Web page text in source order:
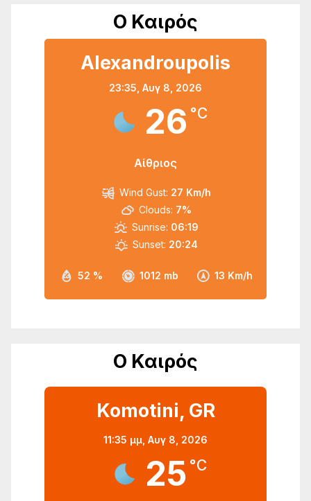
Ο Καιρός
Alexandroupolis
23:35, Αυγ 8, 2026
26 °C
Αίθριος
52 % 1012 mb 13 Km/h
Wind Gust: 27 Km/h
Clouds: 7%
Sunrise: 06:19
Sunset: 20:24
Ο Καιρός
Komotini, GR
11:35 μμ, Αυγ 8, 2026
25 °C